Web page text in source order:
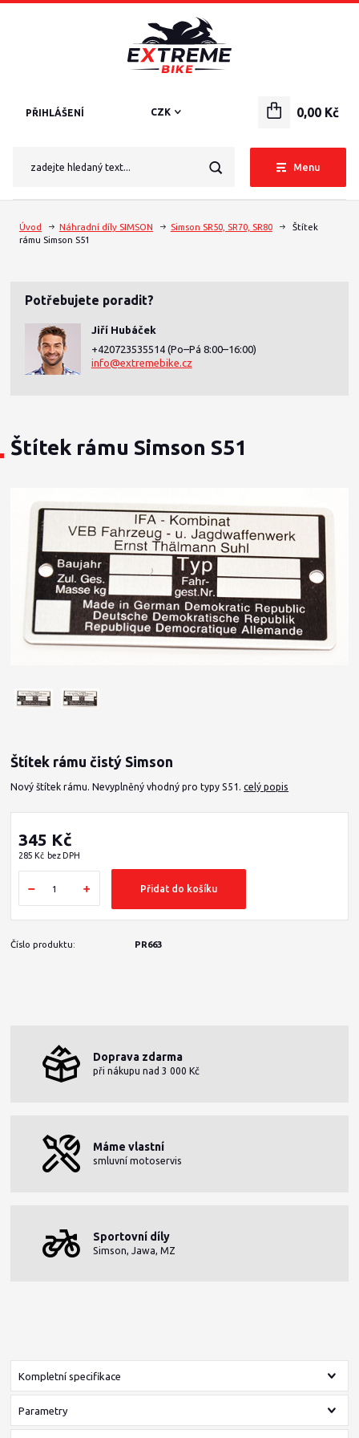
Menu
CZK
PŘIHLÁŠENÍ 0,00 Kč
Úvod Náhradní díly SIMSON Simson SR50, SR70, SR80
Štítek
rámu Simson S51
Potřebujete poradit?
Jiří Hubáček
+420723535514 (Po–Pá 8:00–16:00)
info@extremebike.cz
Štítek rámu Simson S51
Štítek rámu čistý Simson
Nový štítek rámu. Nevyplněný vhodný pro typy S51.celý popis
345 Kč
285 Kč bez DPH
Přidat do košíku
Číslo produktu: PR663
Doprava zdarma
při nákupu nad 3 000 Kč
Máme vlastní
smluvní motoservis
Sportovní díly
Simson, Jawa, MZ
Kompletní specifikace
Parametry